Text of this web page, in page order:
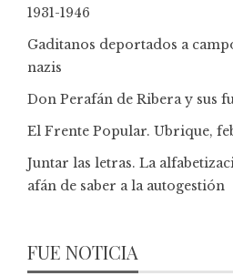
1931-1946
Gaditanos deportados a
nazis
Don Perafán de Ribera y sus
El Frente Popular. Ubrique,
Juntar las letras. La
afán de saber a la autogestión
FUE NOTICIA